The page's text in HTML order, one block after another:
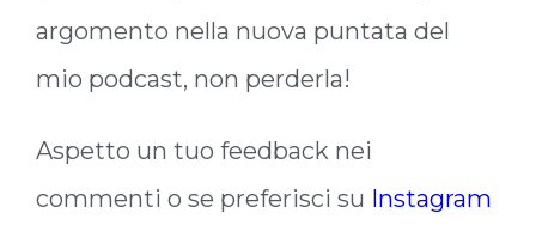
argomento nella nuova puntata del
mio podcast, non perderla!
Aspetto un tuo feedback nei
commenti o se preferisci su Instagram